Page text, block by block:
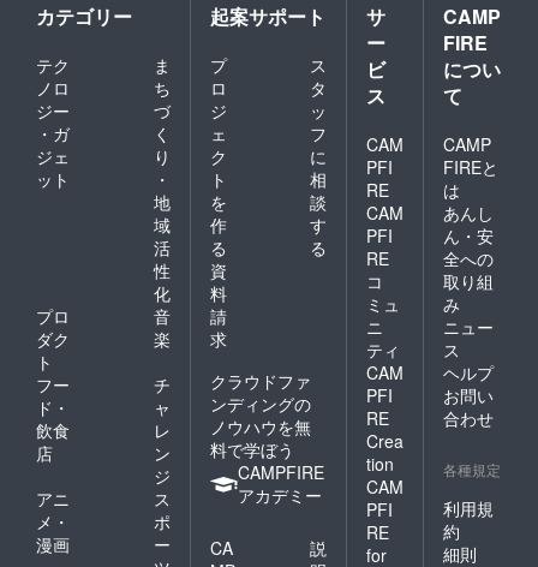
カテゴリー
テク
ノロ
ジー
・ガ
ジェ
ット
ま
ち
づ
く
り
・
地
域
活
性
化
プロ
ダク
ト
音
楽
フー
ド・
飲食
店
チ
ャ
レ
ン
ジ
アニ
メ・
漫画
ス
ポ
ー
起案サポート
プ
ロ
ジ
ェ
ク
ト
を
作
る
ス
タ
ッ
フ
に
相
談
す
る
資
料
請
求
クラウドファ
ンディングの
ノウハウを無
料で学ぼう
CAMPFIRE
アカデミー
CA
説
サ
ー
ビ
ス
CAM
PFI
RE
CAM
PFI
RE
コ
ミュ
ニ
ティ
CAM
PFI
RE
Crea
tion
CAM
PFI
RE
for
CAMP
FIRE
につい
て
CAMP
FIREと
は
あんし
ん・安
全への
取り組
み
ニュー
ス
ヘルプ
お問い
合わせ
各種規定
利用規
約
細則